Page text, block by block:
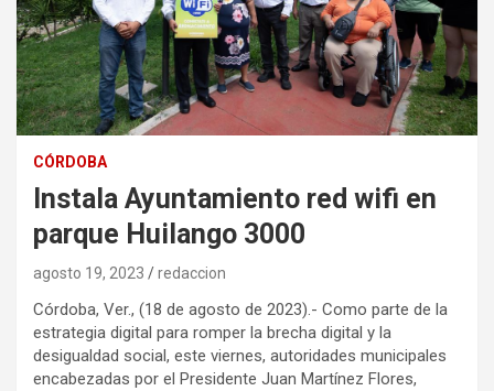
CÓRDOBA
Instala Ayuntamiento red wifi en
parque Huilango 3000
agosto 19, 2023 redaccion
Córdoba, Ver., (18 de agosto de 2023).- Como parte de la
estrategia digital para romper la brecha digital y la
desigualdad social, este viernes, autoridades municipales
encabezadas por el Presidente Juan Martínez Flores,